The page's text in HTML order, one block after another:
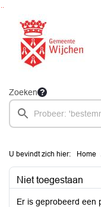
Ga naar de inhoud van deze
Ga naar het zoeken
Ga naar het menu
Zoeken
U bevindt zich hier: Home
Niet toegestaan
Er is geprobeerd een